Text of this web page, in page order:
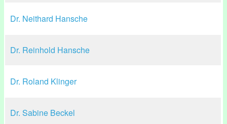
Dr. Neithard Hansche
Dr. Reinhold Hansche
Dr. Roland Klinger
Dr. Sabine Beckel